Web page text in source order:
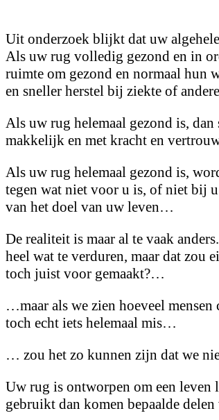
Uit onderzoek blijkt dat uw
Als uw rug volledig gezond en in
ruimte om gezond en normaal hun
en sneller herstel bij ziekte of
Als uw rug helemaal gezond is, dan
makkelijk en met kracht en
Als uw rug helemaal gezond is,
tegen wat niet voor u is, of niet bij
van het doel van uw leven…
De realiteit is maar al te vaak
heel wat te verduren, maar dat zou
toch juist voor gemaakt?…
…maar als we zien hoeveel
toch echt iets helemaal mis…
… zou het zo kunnen zijn dat we
Uw rug is ontworpen om een leven
gebruikt dan komen bepaalde